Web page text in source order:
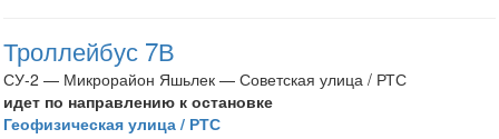
Троллейбус 7В
СУ-2 — Микрорайон Яшьлек — Советская улица / РТС
идет по направлению к остановке
Геофизическая улица / РТС